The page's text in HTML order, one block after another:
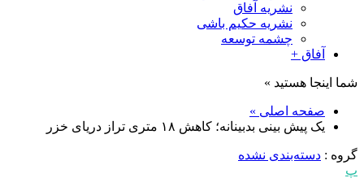
نشریه آفاق
نشریه حکیم باشی
چشمه توسعه
آفاق +
شما اینجا هستید »
صفحه اصلی »
یک پیش بینی بدبینانه؛ کاهش ۱۸ متری تراز دریای خزر
گروه : دسته‌بندی نشده
پ